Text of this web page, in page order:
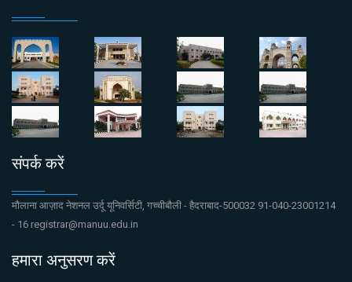
संपर्क करें
मौलाना आज़ाद नेशनल उर्दू यूनिवर्सिटी, गच्चीबौली - हैदराबाद-500032 91-040-23001214
- 16 registrar@manuu.edu.in
हमारा अनुसरण करें